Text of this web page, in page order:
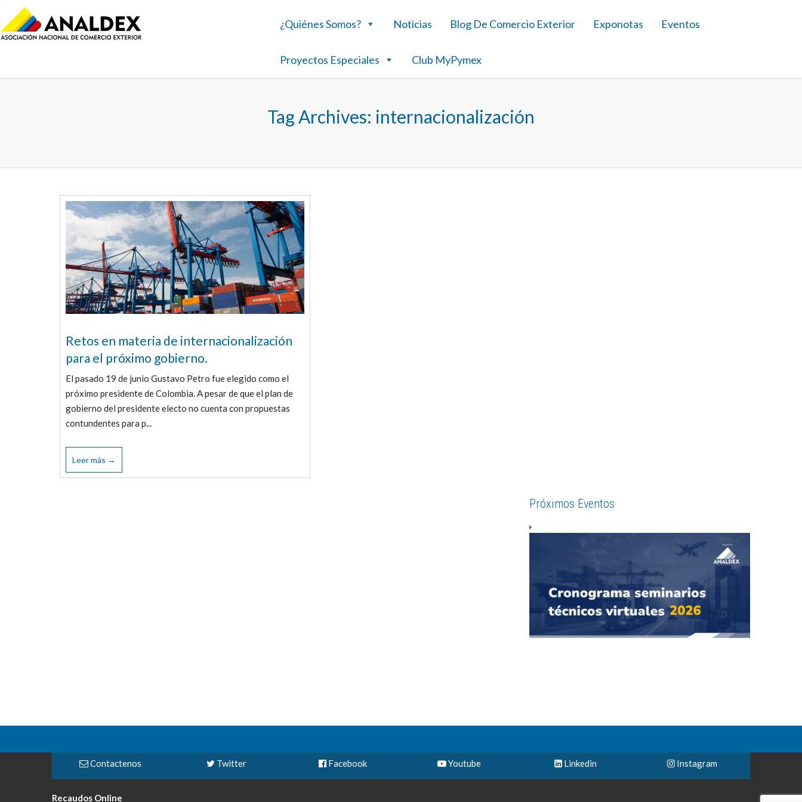
¿Quiénes Somos? Noticias Blog De Comercio Exterior Exponotas Eventos
Proyectos Especiales Club MyPymex
Tag Archives: internacionalización
Retos en materia de internacionalización
para el próximo gobierno.
El pasado 19 de junio Gustavo Petro fue elegido como el
próximo presidente de Colombia. A pesar de que el plan de
gobierno del presidente electo no cuenta con propuestas
contundentes para p...
Leer más →
Próximos Eventos
Contactenos Twitter Facebook Youtube Linkedin Instagram
Recaudos Online